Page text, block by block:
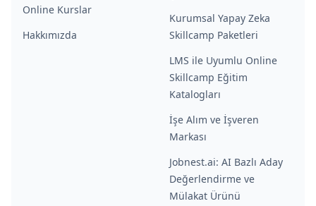
Online Kurslar
Hakkımızda
Kurumsal Yapay Zeka
Skillcamp Paketleri
LMS ile Uyumlu Online
Skillcamp Eğitim
Katalogları
İşe Alım ve İşveren
Markası
Jobnest.ai: AI Bazlı Aday
Değerlendirme ve
Mülakat Ürünü